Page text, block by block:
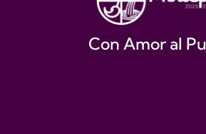
Con Amor al